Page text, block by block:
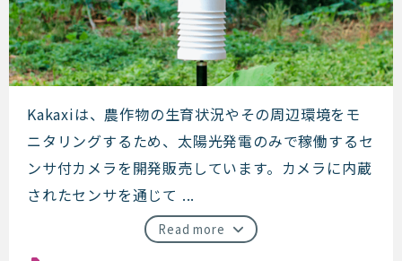
KAKAXI
Kakaxiは、農作物の生育状況やその周辺環境をモ
ニタリングするため、太陽光発電のみで稼働するセ
ンサ付カメラを開発販売しています。カメラに内蔵
されたセンサを通じて ...
Read more